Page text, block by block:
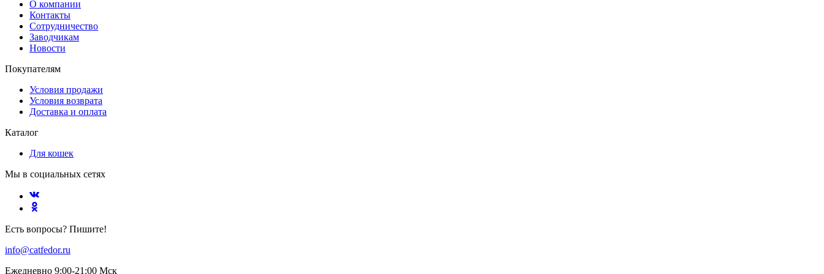
О компании
Контакты
Сотрудничество
Заводчикам
Новости
Покупателям
Условия продажи
Условия возврата
Доставка и оплата
Каталог
Для кошек
Мы в социальных сетях
Есть вопросы? Пишите!
info@catfedor.ru
Ежедневно 9:00-21:00 Мск